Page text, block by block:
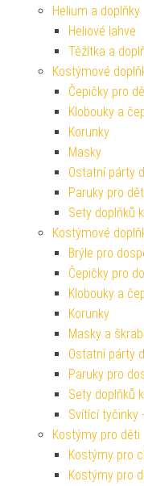
Helium a doplňky
Heliové lahve
Těžítka a
Kostýmové
Čepičky pro
Klobouky a
Korunky
Masky
Ostatní párty
Paruky pro
Sety doplňků
Kostýmové
Brýle pro
Čepičky pro
Klobouky a
Korunky
Masky a
Ostatní párty
Paruky pro
Sety doplňků
Svítící tyčinky
Kostýmy pro děti
Kostýmy pro
Kostýmy pro